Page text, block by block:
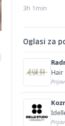
3h 1min
Oglasi za
Hair